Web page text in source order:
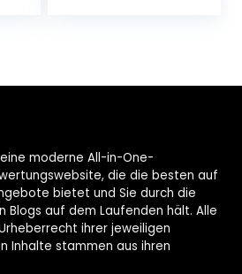
moderne All-in-One-
die die besten auf
bietet und Sie durch die
Blogs auf dem Laufenden hält. Alle
ihrer jeweiligen
Inhalte stammen aus ihren